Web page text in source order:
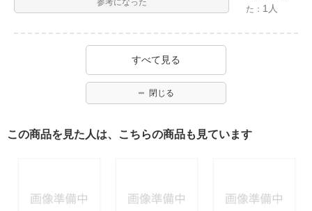
参考になった
た： 1人
すべて見る
閉じる
この商品を見た人は、こちらの商品も見ています